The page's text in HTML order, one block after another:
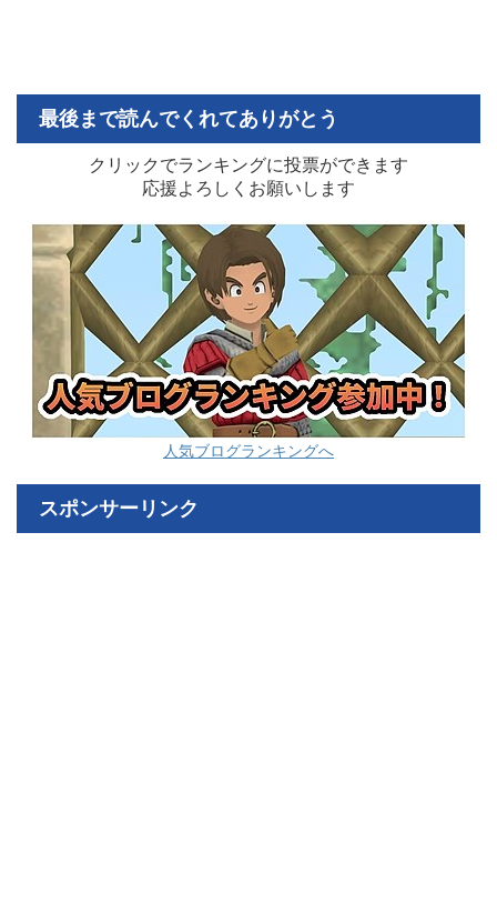
最後まで読んでくれてありがとう
クリックでランキングに投票ができます
応援よろしくお願いします
人気ブログランキングへ
スポンサーリンク